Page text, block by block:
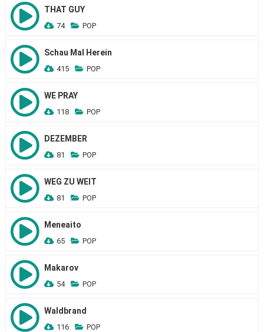
THAT GUY
74 POP
Schau Mal Herein
415 POP
WE PRAY
118 POP
DEZEMBER
81 POP
WEG ZU WEIT
81 POP
Meneaito
65 POP
Makarov
54 POP
Waldbrand
116 POP